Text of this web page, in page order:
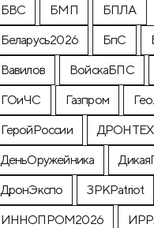
БВС
БМП
БПЛА
Беларусь2026
БпС
Вавилов
ВойскаБПС
ГОиЧС
Газпром
ГеройРоссии
ДеньОружейника
ДронЭкспо
ЗРКPatriot
ИННОПРОМ2026